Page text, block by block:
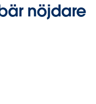
nöjdare